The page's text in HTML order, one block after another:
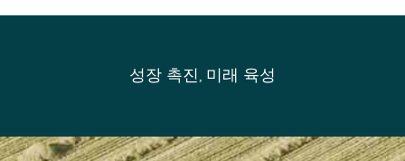
성장 촉진, 미래 육성